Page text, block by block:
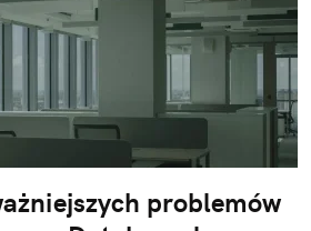
problemów